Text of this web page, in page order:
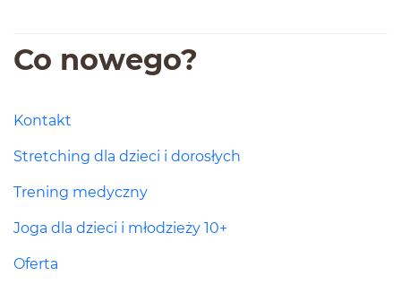
Co nowego?
Kontakt
Stretching dla dzieci i dorosłych
Trening medyczny
Joga dla dzieci i młodzieży 10+
Oferta